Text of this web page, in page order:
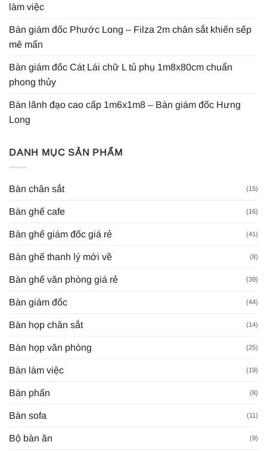
làm việc
Bàn giám đốc Phước Long – Filza 2m chân sắt khiến sếp
mê mẩn
Bàn giám đốc Cát Lái chữ L tủ phụ 1m8x80cm chuẩn
phong thủy
Bàn lãnh đạo cao cấp 1m6x1m8 – Bàn giám đốc Hưng
Long
DANH MỤC SẢN PHẨM
Bàn chân sắt (15)
Bàn ghế cafe (16)
Bàn ghế giám đốc giá rẻ (41)
Bàn ghế thanh lý mới về (8)
Bàn ghế văn phòng giá rẻ (39)
Bàn giám đốc (44)
Bàn họp chân sắt (14)
Bàn họp văn phòng (25)
Bàn làm việc (19)
Bàn phấn (8)
Bàn sofa (11)
Bộ bàn ăn (9)